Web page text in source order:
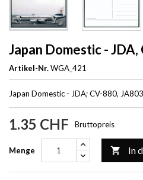
Japan Domestic -
Artikel-Nr.WGA_421
Japan Domestic - JDA; CV-880,
1.35 CHF Bruttopreis
Menge  In